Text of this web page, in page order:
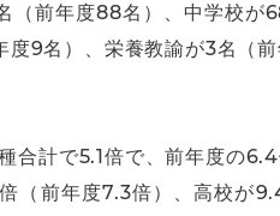
（前年度88名）、中学校
9名）、栄養教諭が3名（前
計で5.1倍で、前年度の6.4
前年度7.3倍）、高校が